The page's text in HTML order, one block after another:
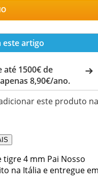
este artigo
até 1500€ de
8,90€/ano.
este produto na
4 mm Pai Nosso
na Itália e entregue